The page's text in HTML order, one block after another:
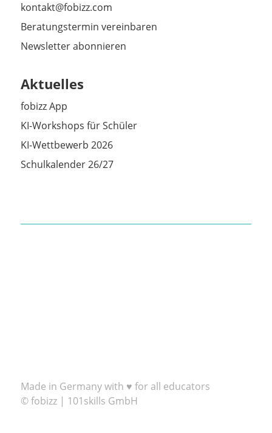
kontakt@fobizz.com
Beratungstermin vereinbaren
Newsletter abonnieren
Aktuelles
fobizz App
KI-Workshops für Schüler
KI-Wettbewerb 2026
Schulkalender 26/27
Made in Germany with ♥ for all educators
© fobizz | 101skills GmbH